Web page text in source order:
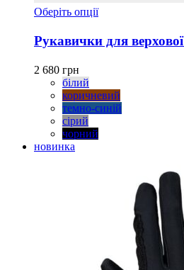
Оберіть опціїЦей
має
кілька
можна
вибрати
на
сторінці
товару
Рукавички для
2 680 грн
білий
коричневий
темно-синій
сірий
чорний
новинка